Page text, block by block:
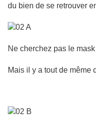
du bien de se retrouver
Ne cherchez pas le
Mais il y a tout de même